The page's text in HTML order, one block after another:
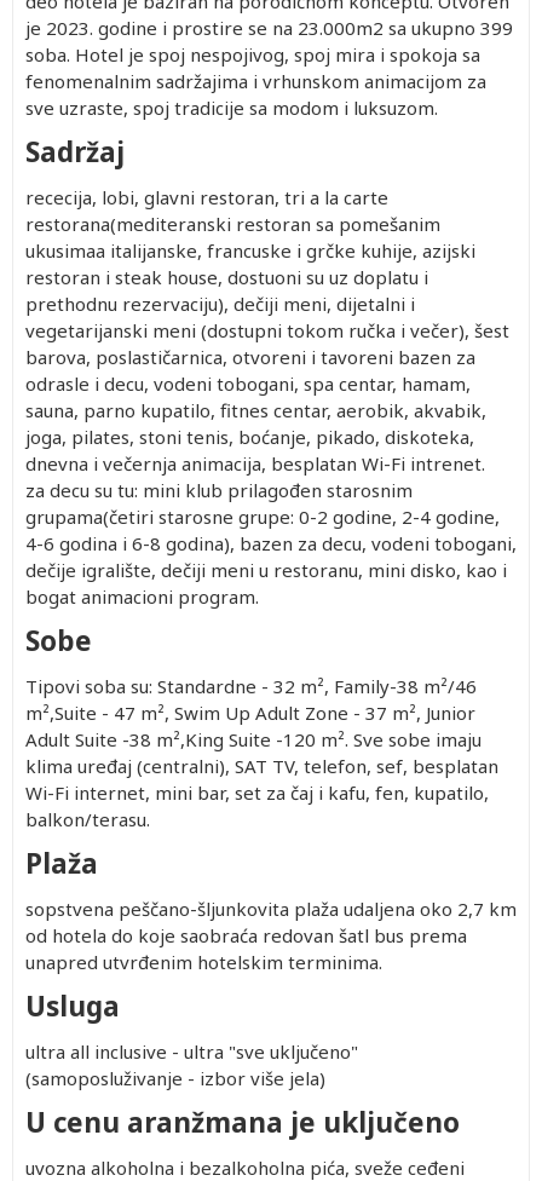
je 2023. godine i prostire se na 23.000m2 sa ukupno 399
soba. Hotel je spoj nespojivog, spoj mira i spokoja sa
fenomenalnim sadržajima i vrhunskom animacijom za
sve uzraste, spoj tradicije sa modom i luksuzom.
Sadržaj
rececija, lobi, glavni restoran, tri a la carte
restorana(mediteranski restoran sa pomešanim
ukusimaa italijanske, francuske i grčke kuhije, azijski
restoran i steak house, dostuoni su uz doplatu i
prethodnu rezervaciju), dečiji meni, dijetalni i
vegetarijanski meni (dostupni tokom ručka i večer), šest
barova, poslastičarnica, otvoreni i tavoreni bazen za
odrasle i decu, vodeni tobogani, spa centar, hamam,
sauna, parno kupatilo, fitnes centar, aerobik, akvabik,
joga, pilates, stoni tenis, boćanje, pikado, diskoteka,
dnevna i večernja animacija, besplatan Wi-Fi intrenet.
za decu su tu: mini klub prilagođen starosnim
grupama(četiri starosne grupe: 0-2 godine, 2-4 godine,
4-6 godina i 6-8 godina), bazen za decu, vodeni tobogani,
dečije igralište, dečiji meni u restoranu, mini disko, kao i
bogat animacioni program.
Sobe
Tipovi soba su: Standardne - 32 m², Family-38 m²/46
m²,Suite - 47 m², Swim Up Adult Zone - 37 m², Junior
Adult Suite -38 m²,King Suite -120 m². Sve sobe imaju
klima uređaj (centralni), SAT TV, telefon, sef, besplatan
Wi-Fi internet, mini bar, set za čaj i kafu, fen, kupatilo,
balkon/terasu.
Plaža
sopstvena peščano-šljunkovita plaža udaljena oko 2,7 km
od hotela do koje saobraća redovan šatl bus prema
unapred utvrđenim hotelskim terminima.
Usluga
ultra all inclusive - ultra "sve uključeno"
(samoposluživanje - izbor više jela)
U cenu aranžmana je uključeno
uvozna alkoholna i bezalkoholna pića, sveže ceđeni